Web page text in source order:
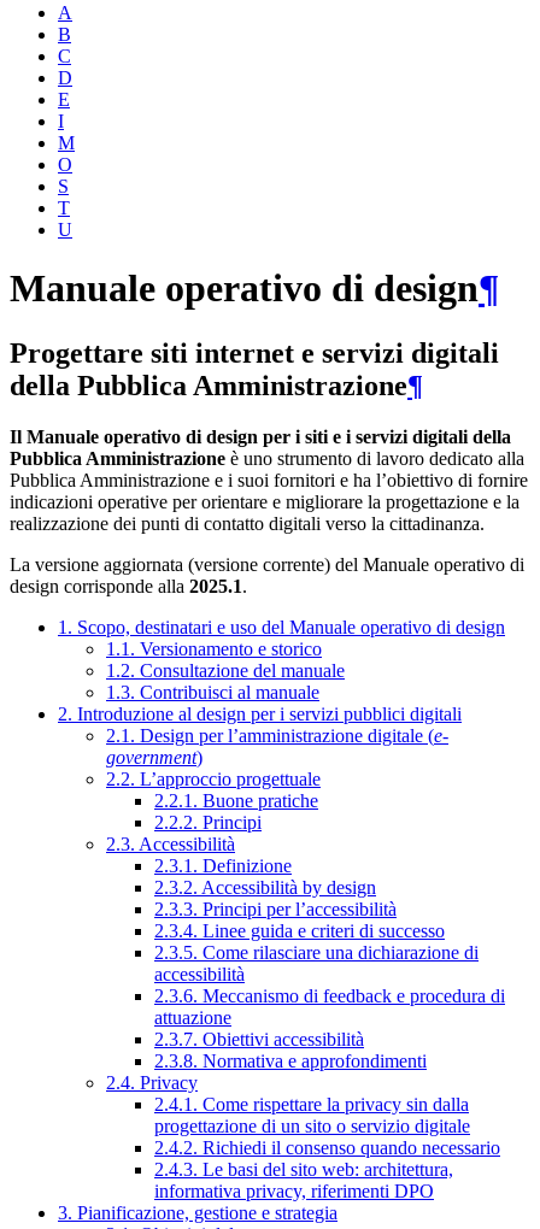
A
B
C
D
E
I
M
O
S
T
U
Manuale operativo di design¶
Progettare siti internet e servizi digitali
della Pubblica Amministrazione¶
Il Manuale operativo di design per i siti e i servizi digitali della
Pubblica Amministrazione è uno strumento di lavoro dedicato alla
Pubblica Amministrazione e i suoi fornitori e ha l’obiettivo di fornire
indicazioni operative per orientare e migliorare la progettazione e la
realizzazione dei punti di contatto digitali verso la cittadinanza.
La versione aggiornata (versione corrente) del Manuale operativo di
design corrisponde alla 2025.1.
1. Scopo, destinatari e uso del Manuale operativo di design
1.1. Versionamento e storico
1.2. Consultazione del manuale
1.3. Contribuisci al manuale
2. Introduzione al design per i servizi pubblici digitali
2.1. Design per l’amministrazione digitale (e-
government)
2.2. L’approccio progettuale
2.2.1. Buone pratiche
2.2.2. Principi
2.3. Accessibilità
2.3.1. Definizione
2.3.2. Accessibilità by design
2.3.3. Principi per l’accessibilità
2.3.4. Linee guida e criteri di successo
2.3.5. Come rilasciare una dichiarazione di
accessibilità
2.3.6. Meccanismo di feedback e procedura di
attuazione
2.3.7. Obiettivi accessibilità
2.3.8. Normativa e approfondimenti
2.4. Privacy
2.4.1. Come rispettare la privacy sin dalla
progettazione di un sito o servizio digitale
2.4.2. Richiedi il consenso quando necessario
2.4.3. Le basi del sito web: architettura,
informativa privacy, riferimenti DPO
3. Pianificazione, gestione e strategia